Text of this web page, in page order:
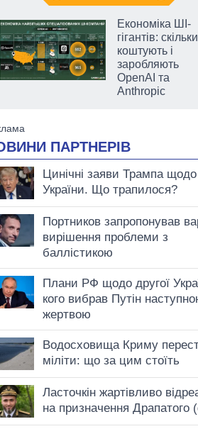
Економіка ШІ-
гігантів: скільки
коштують і
заробляють
OpenAI та
Anthropic